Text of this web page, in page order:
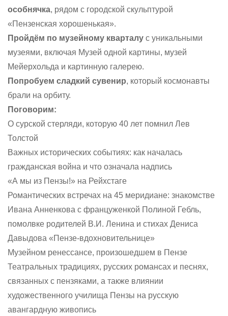
особнячка, рядом с городской скульптурой
«Пензенская хорошенькая».
Пройдём по музейному кварталу с уникальными
музеями, включая Музей одной картины, музей
Мейерхольда и картинную галерею.
Попробуем сладкий сувенир, который космонавты
брали на орбиту.
Поговорим:
О сурской стерляди, которую 40 лет помнил Лев
Толстой
Важных исторических событиях: как началась
гражданская война и что означала надпись
«А мы из Пензы!» на Рейхстаге
Романтических встречах на 45 меридиане: знакомстве
Ивана Анненкова с француженкой Полиной Гебль,
помолвке родителей В.И. Ленина и стихах Дениса
Давыдова «Пензе-вдохновительнице»
Музейном ренессансе, произошедшем в Пензе
Театральных традициях, русских романсах и песнях,
связанных с пензяками, а также влиянии
художественного училища Пензы на русскую
авангардную живопись